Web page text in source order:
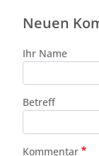
Neuen
Ihr Name
Betreff
Kommentar